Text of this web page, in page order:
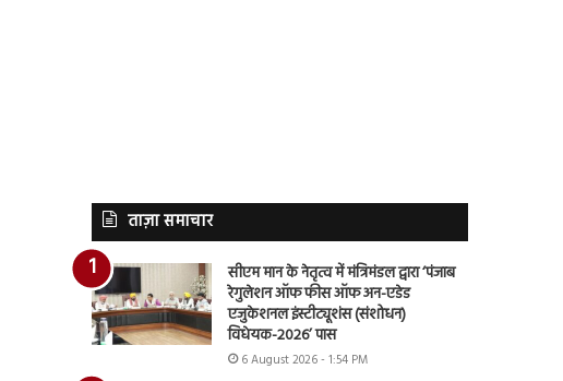
ताज़ा समाचार
सीएम मान के नेतृत्व में मंत्रिमंडल द्वारा ‘पंजाब
रेगुलेशन ऑफ फीस ऑफ अन-एडेड
एजुकेशनल इंस्टीट्यूशंस (संशोधन)
विधेयक-2026’ पास
6 August 2026 - 1:54 PM